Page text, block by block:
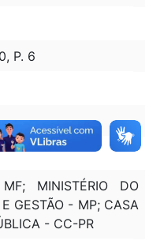
P. 6
MINISTÉRIO DO
GESTÃO - MP; CASA
- CC-PR